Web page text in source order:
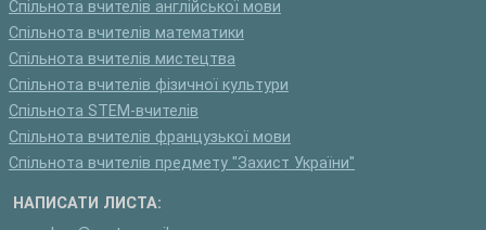
Спільнота вчителів англійської мови
Спільнота вчителів математики
Спільнота вчителів мистецтва
Спільнота вчителів фізичної культури
Спільнота STEM-вчителів
Спільнота вчителів французької мови
Спільнота вчителів предмету "Захист України"
НАПИСАТИ ЛИСТА: